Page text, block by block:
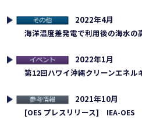
の他
2022年4月
海洋温度差発電で利用後の海水
連イベント
2022年1月
第12回ハワイ沖縄クリーンエネ
考情報
2021年10月
[OES プレスリリース] IEA-OES